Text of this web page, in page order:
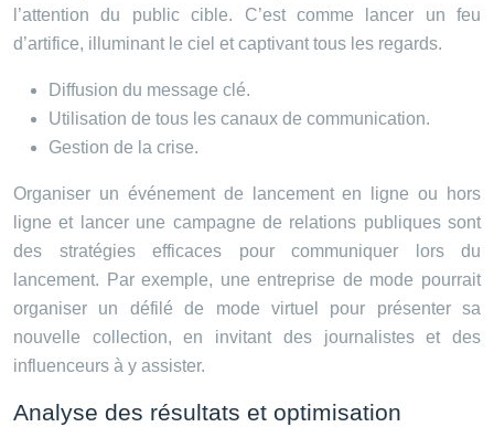
l’attention du public cible. C’est comme lancer un feu
d’artifice, illuminant le ciel et captivant tous les regards.
Diffusion du message clé.
Utilisation de tous les canaux de communication.
Gestion de la crise.
Organiser un événement de lancement en ligne ou hors
ligne et lancer une campagne de relations publiques sont
des stratégies efficaces pour communiquer lors du
lancement. Par exemple, une entreprise de mode pourrait
organiser un défilé de mode virtuel pour présenter sa
nouvelle collection, en invitant des journalistes et des
influenceurs à y assister.
Analyse des résultats et optimisation